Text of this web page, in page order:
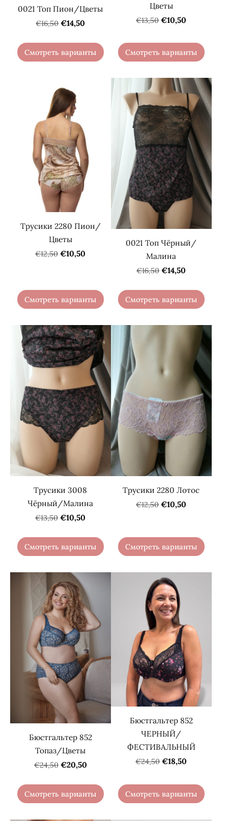
0021 Топ Пион/Цветы
€16,50 €14,50
Смотреть варианты
Цветы
€13,50 €10,50
Смотреть варианты
Трусики 2280 Пион/
Цветы
€12,50 €10,50
Смотреть варианты
0021 Топ Чёрный/
Малина
€16,50 €14,50
Смотреть варианты
Трусики 3008
Чёрный/Малина
€13,50 €10,50
Смотреть варианты
Трусики 2280 Лотос
€12,50 €10,50
Смотреть варианты
Бюстгальтер 852
Топаз/Цветы
€24,50 €20,50
Смотреть варианты
Бюстгальтер 852
ЧЕРНЫЙ/
ФЕСТИВАЛЬНЫЙ
€24,50 €18,50
Смотреть варианты